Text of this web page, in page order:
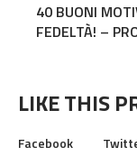
40 BUONI
FEDELTÀ! –
LIKE THIS
Facebook